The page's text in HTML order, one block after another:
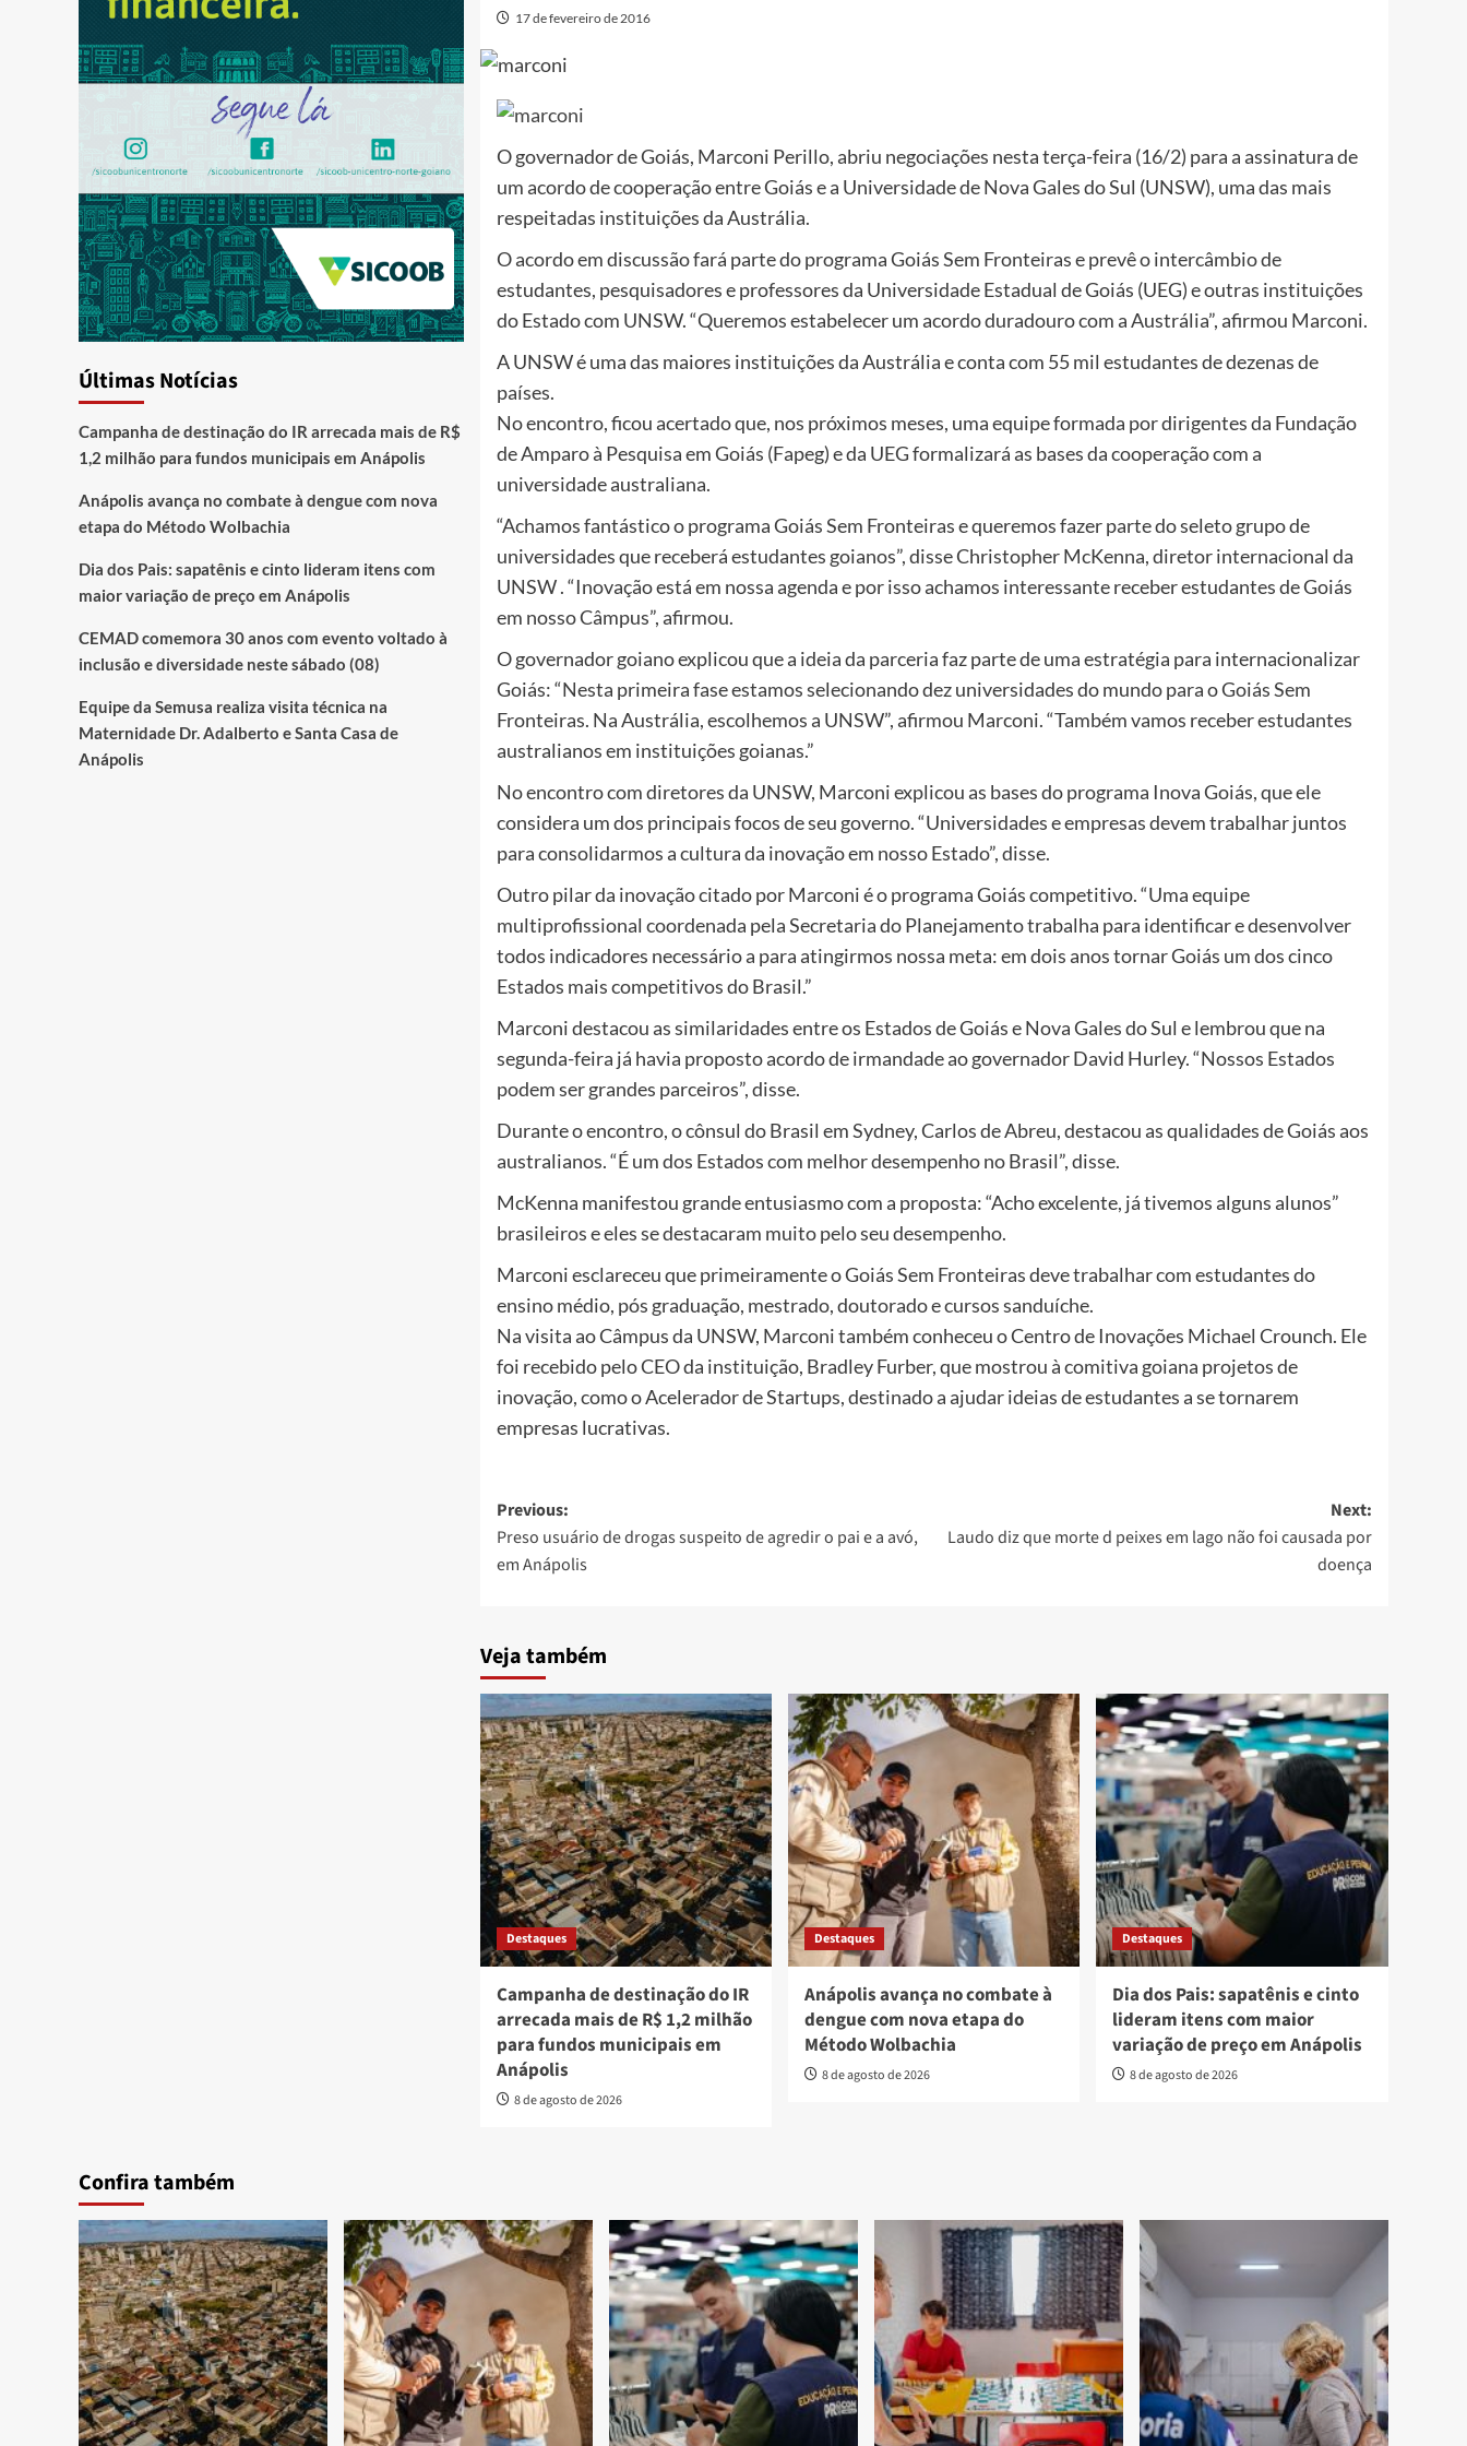
17 de fevereiro de 2016
O governador de Goiás, Marconi Perillo, abriu negociações nesta terça-feira (16/2) para a assinatura de
um acordo de cooperação entre Goiás e a Universidade de Nova Gales do Sul (UNSW), uma das mais
respeitadas instituições da Austrália.
O acordo em discussão fará parte do programa Goiás Sem Fronteiras e prevê o intercâmbio de
estudantes, pesquisadores e professores da Universidade Estadual de Goiás (UEG) e outras instituições
do Estado com UNSW. “Queremos estabelecer um acordo duradouro com a Austrália”, afirmou Marconi.
A UNSW é uma das maiores instituições da Austrália e conta com 55 mil estudantes de dezenas de
países.
No encontro, ficou acertado que, nos próximos meses, uma equipe formada por dirigentes da Fundação
de Amparo à Pesquisa em Goiás (Fapeg) e da UEG formalizará as bases da cooperação com a
universidade australiana.
“Achamos fantástico o programa Goiás Sem Fronteiras e queremos fazer parte do seleto grupo de
universidades que receberá estudantes goianos”, disse Christopher McKenna, diretor internacional da
UNSW . “Inovação está em nossa agenda e por isso achamos interessante receber estudantes de Goiás
em nosso Câmpus”, afirmou.
O governador goiano explicou que a ideia da parceria faz parte de uma estratégia para internacionalizar
Goiás: “Nesta primeira fase estamos selecionando dez universidades do mundo para o Goiás Sem
Fronteiras. Na Austrália, escolhemos a UNSW”, afirmou Marconi. “Também vamos receber estudantes
australianos em instituições goianas.”
No encontro com diretores da UNSW, Marconi explicou as bases do programa Inova Goiás, que ele
considera um dos principais focos de seu governo. “Universidades e empresas devem trabalhar juntos
para consolidarmos a cultura da inovação em nosso Estado”, disse.
Outro pilar da inovação citado por Marconi é o programa Goiás competitivo. “Uma equipe
multiprofissional coordenada pela Secretaria do Planejamento trabalha para identificar e desenvolver
todos indicadores necessário a para atingirmos nossa meta: em dois anos tornar Goiás um dos cinco
Estados mais competitivos do Brasil.”
Marconi destacou as similaridades entre os Estados de Goiás e Nova Gales do Sul e lembrou que na
segunda-feira já havia proposto acordo de irmandade ao governador David Hurley. “Nossos Estados
podem ser grandes parceiros”, disse.
Durante o encontro, o cônsul do Brasil em Sydney, Carlos de Abreu, destacou as qualidades de Goiás aos
australianos. “É um dos Estados com melhor desempenho no Brasil”, disse.
McKenna manifestou grande entusiasmo com a proposta: “Acho excelente, já tivemos alguns alunos”
brasileiros e eles se destacaram muito pelo seu desempenho.
Marconi esclareceu que primeiramente o Goiás Sem Fronteiras deve trabalhar com estudantes do
ensino médio, pós graduação, mestrado, doutorado e cursos sanduíche.
Na visita ao Câmpus da UNSW, Marconi também conheceu o Centro de Inovações Michael Crounch. Ele
foi recebido pelo CEO da instituição, Bradley Furber, que mostrou à comitiva goiana projetos de
inovação, como o Acelerador de Startups, destinado a ajudar ideias de estudantes a se tornarem
empresas lucrativas.
Post
navigation
Previous:
Preso usuário de drogas suspeito de agredir o pai e a avó,
em Anápolis
Next:
Laudo diz que morte d peixes em lago não foi causada por
doença
Veja também
Destaques
Campanha de destinação do IR
arrecada mais de R$ 1,2 milhão
para fundos municipais em
Anápolis
8 de agosto de 2026
Destaques
Anápolis avança no combate à
dengue com nova etapa do
Método Wolbachia
8 de agosto de 2026
Destaques
Dia dos Pais: sapatênis e cinto
lideram itens com maior
variação de preço em Anápolis
8 de agosto de 2026
Últimas Notícias
Campanha de destinação do IR arrecada mais de R$
1,2 milhão para fundos municipais em Anápolis
Anápolis avança no combate à dengue com nova
etapa do Método Wolbachia
Dia dos Pais: sapatênis e cinto lideram itens com
maior variação de preço em Anápolis
CEMAD comemora 30 anos com evento voltado à
inclusão e diversidade neste sábado (08)
Equipe da Semusa realiza visita técnica na
Maternidade Dr. Adalberto e Santa Casa de
Anápolis
Confira também